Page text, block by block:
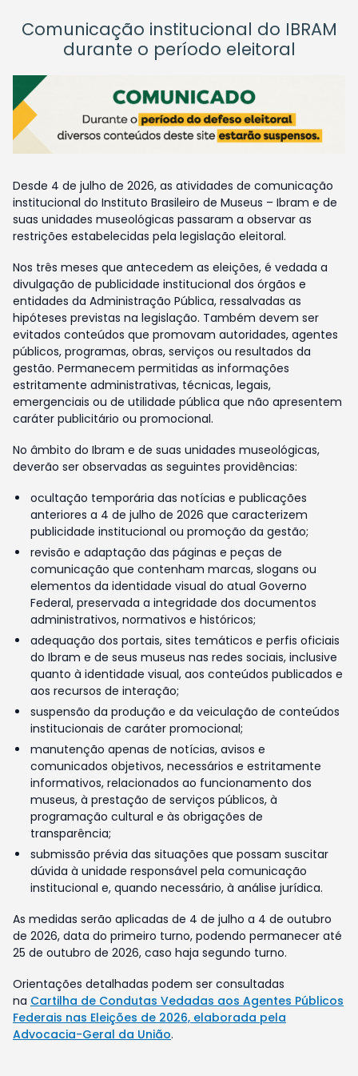
Comunicação institucional do IBRAM
durante o período eleitoral
Desde 4 de julho de 2026, as atividades de comunicação
institucional do Instituto Brasileiro de Museus – Ibram e de
suas unidades museológicas passaram a observar as
restrições estabelecidas pela legislação eleitoral.
Nos três meses que antecedem as eleições, é vedada a
divulgação de publicidade institucional dos órgãos e
entidades da Administração Pública, ressalvadas as
hipóteses previstas na legislação. Também devem ser
evitados conteúdos que promovam autoridades, agentes
públicos, programas, obras, serviços ou resultados da
gestão. Permanecem permitidas as informações
estritamente administrativas, técnicas, legais,
emergenciais ou de utilidade pública que não apresentem
caráter publicitário ou promocional.
No âmbito do Ibram e de suas unidades museológicas,
deverão ser observadas as seguintes providências:
ocultação temporária das notícias e publicações
anteriores a 4 de julho de 2026 que caracterizem
publicidade institucional ou promoção da gestão;
revisão e adaptação das páginas e peças de
comunicação que contenham marcas, slogans ou
elementos da identidade visual do atual Governo
Federal, preservada a integridade dos documentos
administrativos, normativos e históricos;
adequação dos portais, sites temáticos e perfis oficiais
do Ibram e de seus museus nas redes sociais, inclusive
quanto à identidade visual, aos conteúdos publicados e
aos recursos de interação;
suspensão da produção e da veiculação de conteúdos
institucionais de caráter promocional;
manutenção apenas de notícias, avisos e
comunicados objetivos, necessários e estritamente
informativos, relacionados ao funcionamento dos
museus, à prestação de serviços públicos, à
programação cultural e às obrigações de
transparência;
submissão prévia das situações que possam suscitar
dúvida à unidade responsável pela comunicação
institucional e, quando necessário, à análise jurídica.
As medidas serão aplicadas de 4 de julho a 4 de outubro
de 2026, data do primeiro turno, podendo permanecer até
25 de outubro de 2026, caso haja segundo turno.
Orientações detalhadas podem ser consultadas
na Cartilha de Condutas Vedadas aos Agentes Públicos
Federais nas Eleições de 2026, elaborada pela
Advocacia-Geral da União.